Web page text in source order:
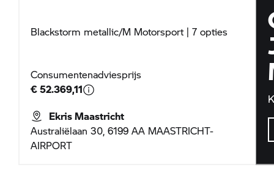
Blackstorm metallic/M Motorsport| 7 opties
Consumentenadviesprijs
€ 52.369,11
Ekris Maastricht
Australiëlaan 30, 6199 AA MAASTRICHT-
AIRPORT